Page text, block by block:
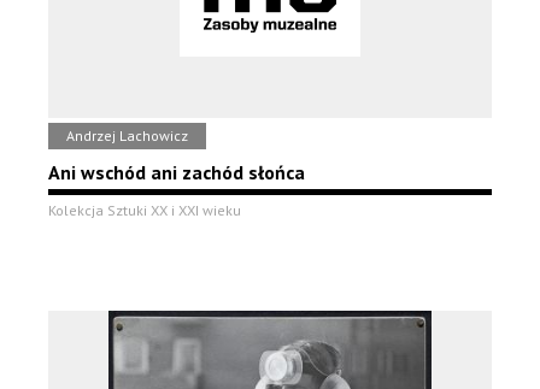
Andrzej Lachowicz
Ani wschód ani zachód słońca
Kolekcja Sztuki XX i XXI wieku